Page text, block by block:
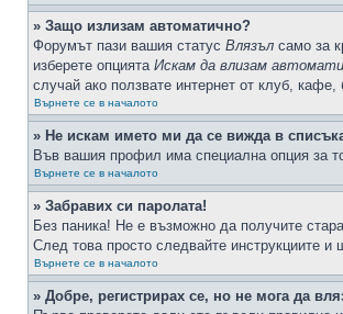
» Защо излизам автоматично?
Форумът пази вашия статус Влязъл само за
изберете опцията Искам да влизам
случай ако ползвате интернет от клуб,
Върнете се в началото
» Не искам името ми да се вижда в
Във вашия профил има специална опция за
Върнете се в началото
» Забравих си паролата!
Без паника! Не е възможно да получите
След това просто следвайте инструкциите
Върнете се в началото
» Добре, регистрирах се, но не мога да